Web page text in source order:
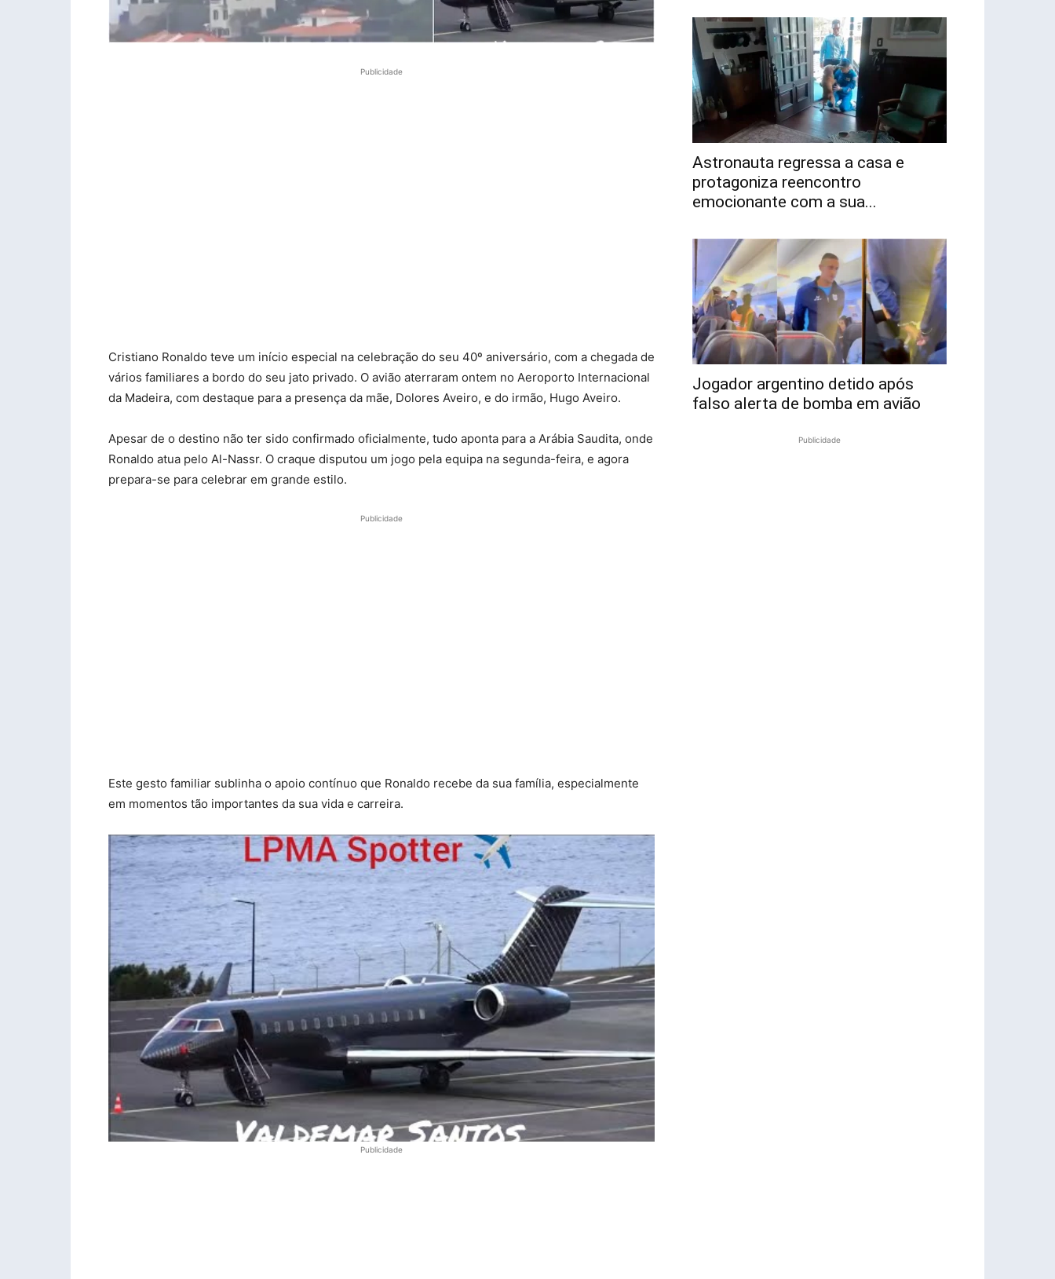
Publicidade
Cristiano Ronaldo teve um início especial na celebração do seu 40º aniversário, com a chegada de
vários familiares a bordo do seu jato privado. O avião aterraram ontem no Aeroporto Internacional
da Madeira, com destaque para a presença da mãe, Dolores Aveiro, e do irmão, Hugo Aveiro.
Apesar de o destino não ter sido confirmado oficialmente, tudo aponta para a Arábia Saudita, onde
Ronaldo atua pelo Al-Nassr. O craque disputou um jogo pela equipa na segunda-feira, e agora
prepara-se para celebrar em grande estilo.
Publicidade
Este gesto familiar sublinha o apoio contínuo que Ronaldo recebe da sua família, especialmente
em momentos tão importantes da sua vida e carreira.
Publicidade
Astronauta regressa a casa e
protagoniza reencontro
emocionante com a sua...
Jogador argentino detido após
falso alerta de bomba em avião
Publicidade